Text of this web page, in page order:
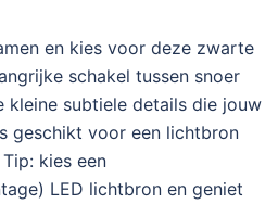
en kies voor deze zwarte
schakel tussen snoer
kleine subtiele details die jouw
geschikt voor een lichtbron
kies een
LED lichtbron en geniet